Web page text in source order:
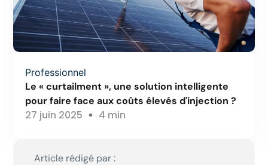
Professionnel
Le « curtailment », une solution intelligente
pour faire face aux coûts élevés d'injection ?
27 juin 2025 4 min
Article rédigé par :